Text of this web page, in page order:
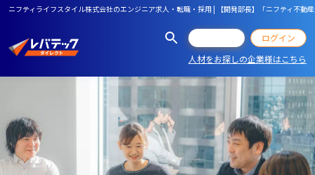
ニフティライフスタイル株式会社のエンジニア求人・転職・採用 | 【開発部長】「ニフティ不
ログイン
人材をお探しの企業様はこちら